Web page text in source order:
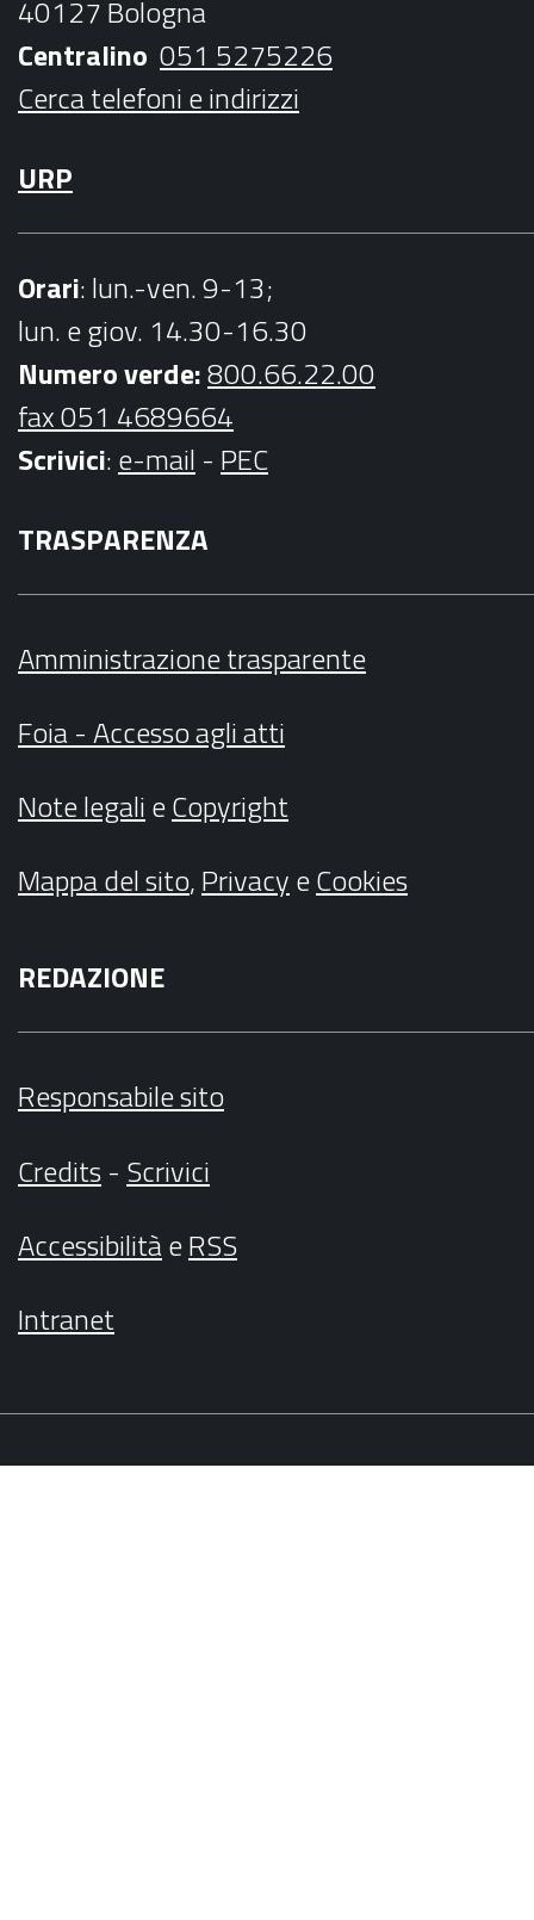
k
a
m
40127 Bologna
Centralino 051 5275226
Cerca telefoni e indirizzi
URP
Orari: lun.-ven. 9-13;
lun. e giov. 14.30-16.30
Numero verde:800.66.22.00
fax 051 4689664
Scrivici:e-mail - PEC
TRASPARENZA
Amministrazione trasparente
Foia - Accesso agli atti
Note legalieCopyright
Mappa del sito,PrivacyeCookies
REDAZIONE
Responsabile sito
Credits- Scrivici
AccessibilitàeRSS
Intranet